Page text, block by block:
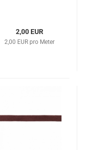
2,00 EUR
2,00 EUR pro Meter